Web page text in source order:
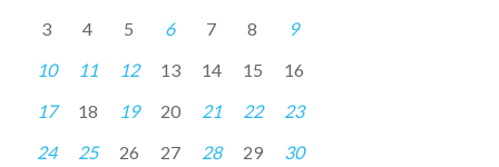
3
4 5 6 7 8
9
10
11 12 13 14 15
16
17
18 19 20 21 22
23
24
25 26 27 28 29
30